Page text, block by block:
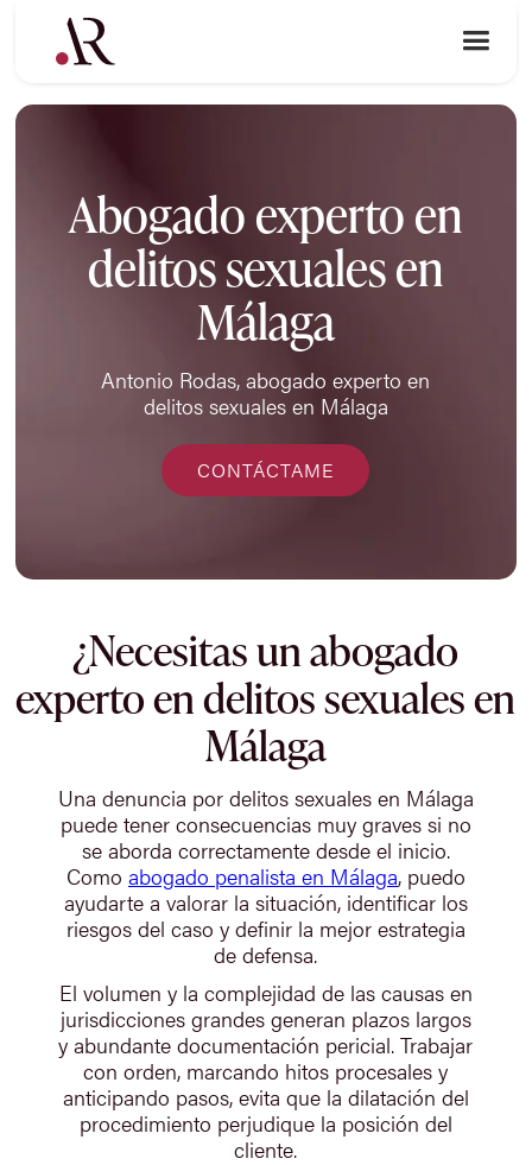
Abogado experto en
delitos sexuales en
Málaga
Antonio Rodas, abogado experto en
delitos sexuales en Málaga
CONTÁCTAME
¿Necesitas un abogado
experto en delitos sexuales en
Málaga
Una denuncia por delitos sexuales en Málaga
puede tener consecuencias muy graves si no
se aborda correctamente desde el inicio.
Como abogado penalista en Málaga, puedo
ayudarte a valorar la situación, identificar los
riesgos del caso y definir la mejor estrategia
de defensa.
El volumen y la complejidad de las causas en
jurisdicciones grandes generan plazos largos
y abundante documentación pericial. Trabajar
con orden, marcando hitos procesales y
anticipando pasos, evita que la dilatación del
procedimiento perjudique la posición del
cliente.